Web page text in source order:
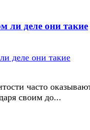
ли деле они такие
часто
своим до...